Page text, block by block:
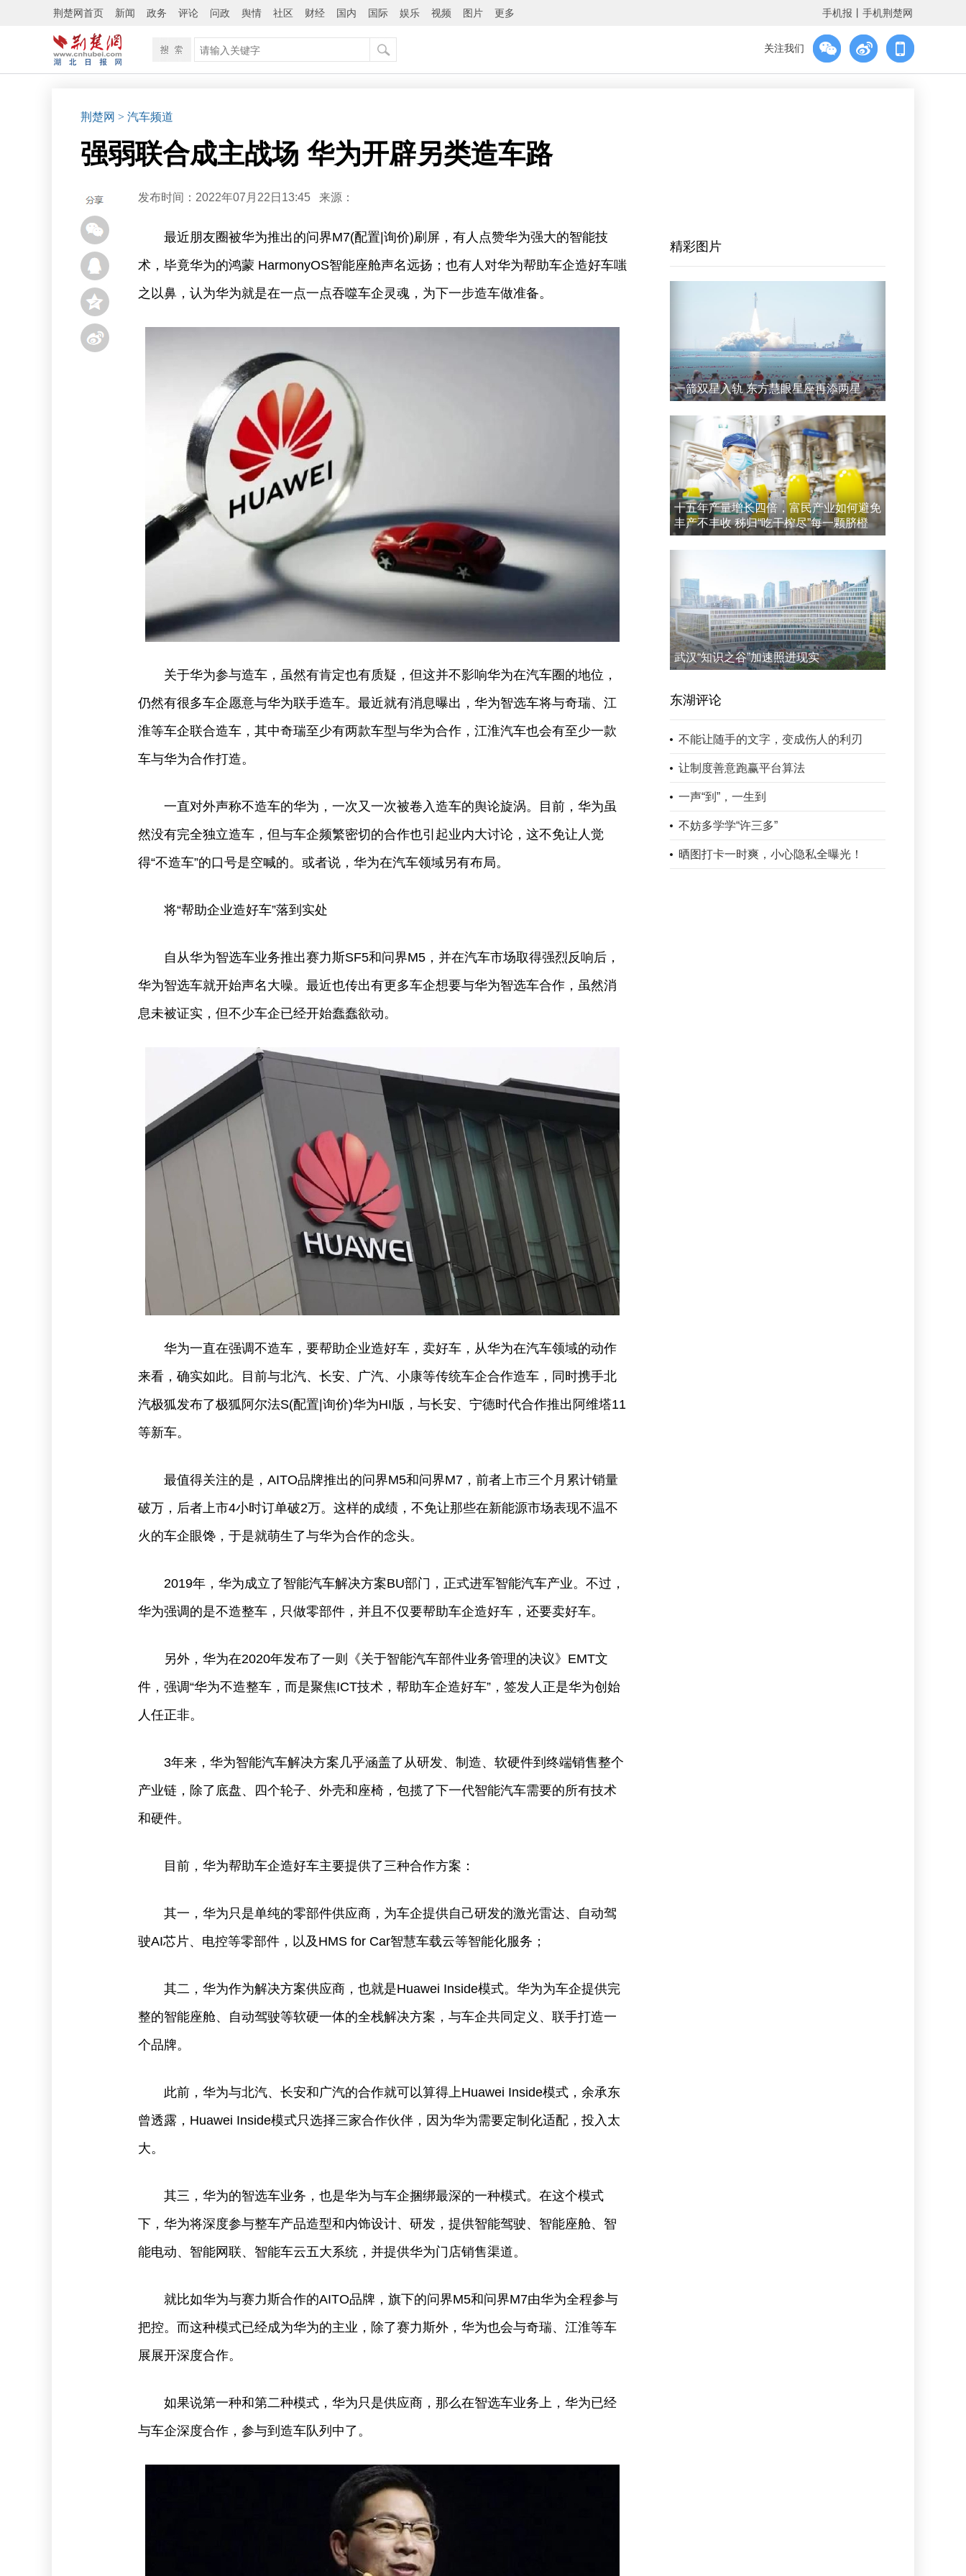
荆楚网首页 新闻 政务 评论 问政 舆情 社区 财经 国内 国际 娱乐 视频 图片 更多 手机报 手机荆楚网
关注我们
荆楚网 > 汽车频道
强弱联合成主战场 华为开辟另类造车路
发布时间：2022年07月22日13:45 来源：
最近朋友圈被华为推出的问界M7(配置|询价)刷屏，有人点赞华为强大的智能技
术，毕竟华为的鸿蒙 HarmonyOS智能座舱声名远扬；也有人对华为帮助车企造好车嗤
之以鼻，认为华为就是在一点一点吞噬车企灵魂，为下一步造车做准备。
关于华为参与造车，虽然有肯定也有质疑，但这并不影响华为在汽车圈的地位，
仍然有很多车企愿意与华为联手造车。最近就有消息曝出，华为智选车将与奇瑞、江
淮等车企联合造车，其中奇瑞至少有两款车型与华为合作，江淮汽车也会有至少一款
车与华为合作打造。
一直对外声称不造车的华为，一次又一次被卷入造车的舆论旋涡。目前，华为虽
然没有完全独立造车，但与车企频繁密切的合作也引起业内大讨论，这不免让人觉
得“不造车”的口号是空喊的。或者说，华为在汽车领域另有布局。
将“帮助企业造好车”落到实处
自从华为智选车业务推出赛力斯SF5和问界M5，并在汽车市场取得强烈反响后，
华为智选车就开始声名大噪。最近也传出有更多车企想要与华为智选车合作，虽然消
息未被证实，但不少车企已经开始蠢蠢欲动。
华为一直在强调不造车，要帮助企业造好车，卖好车，从华为在汽车领域的动作
来看，确实如此。目前与北汽、长安、广汽、小康等传统车企合作造车，同时携手北
汽极狐发布了极狐阿尔法S(配置|询价)华为HI版，与长安、宁德时代合作推出阿维塔11
等新车。
最值得关注的是，AITO品牌推出的问界M5和问界M7，前者上市三个月累计销量
破万，后者上市4小时订单破2万。这样的成绩，不免让那些在新能源市场表现不温不
火的车企眼馋，于是就萌生了与华为合作的念头。
2019年，华为成立了智能汽车解决方案BU部门，正式进军智能汽车产业。不过，
华为强调的是不造整车，只做零部件，并且不仅要帮助车企造好车，还要卖好车。
另外，华为在2020年发布了一则《关于智能汽车部件业务管理的决议》EMT文
件，强调“华为不造整车，而是聚焦ICT技术，帮助车企造好车”，签发人正是华为创始
人任正非。
3年来，华为智能汽车解决方案几乎涵盖了从研发、制造、软硬件到终端销售整个
产业链，除了底盘、四个轮子、外壳和座椅，包揽了下一代智能汽车需要的所有技术
和硬件。
目前，华为帮助车企造好车主要提供了三种合作方案：
其一，华为只是单纯的零部件供应商，为车企提供自己研发的激光雷达、自动驾
驶AI芯片、电控等零部件，以及HMS for Car智慧车载云等智能化服务；
其二，华为作为解决方案供应商，也就是Huawei Inside模式。华为为车企提供完
整的智能座舱、自动驾驶等软硬一体的全栈解决方案，与车企共同定义、联手打造一
个品牌。
此前，华为与北汽、长安和广汽的合作就可以算得上Huawei Inside模式，余承东
曾透露，Huawei Inside模式只选择三家合作伙伴，因为华为需要定制化适配，投入太
大。
其三，华为的智选车业务，也是华为与车企捆绑最深的一种模式。在这个模式
下，华为将深度参与整车产品造型和内饰设计、研发，提供智能驾驶、智能座舱、智
能电动、智能网联、智能车云五大系统，并提供华为门店销售渠道。
就比如华为与赛力斯合作的AITO品牌，旗下的问界M5和问界M7由华为全程参与
把控。而这种模式已经成为华为的主业，除了赛力斯外，华为也会与奇瑞、江淮等车
展展开深度合作。
如果说第一种和第二种模式，华为只是供应商，那么在智选车业务上，华为已经
与车企深度合作，参与到造车队列中了。
精彩图片
一箭双星入轨 东方慧眼星座再添两星
十五年产量增长四倍，富民产业如何避免
丰产不丰收 秭归“吃干榨尽”每一颗脐橙
武汉“知识之谷”加速照进现实
东湖评论
不能让随手的文字，变成伤人的利刃
让制度善意跑赢平台算法
一声“到”，一生到
不妨多学学“许三多”
晒图打卡一时爽，小心隐私全曝光！